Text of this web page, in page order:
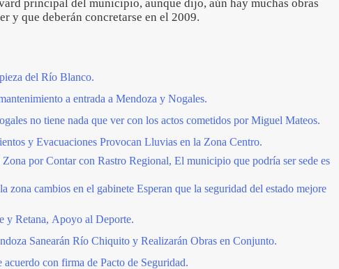
principal del municipio, aunque dijo, aún hay muchas obras
y que deberán concretarse en el 2009.
del Río Blanco.
a entrada a Mendoza y Nogales.
no tiene nada que ver con los actos cometidos por Miguel Mateos.
y Evacuaciones Provocan Lluvias en la Zona Centro.
por Contar con Rastro Regional, El municipio que podría ser sede es
zona cambios en el gabinete Esperan que la seguridad del estado mejore
y Retana, Apoyo al Deporte.
Sanearán Río Chiquito y Realizarán Obras en Conjunto.
acuerdo con firma de Pacto de Seguridad.